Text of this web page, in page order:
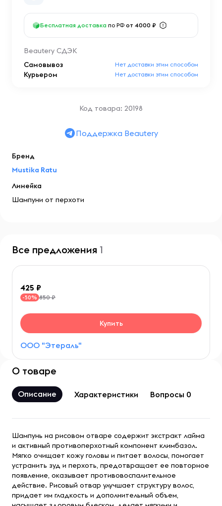
Бесплатная доставка по РФ от 4000 ₽
Beautery СДЭК
Самовывоз
Нет доставки этим способом
Курьером Нет доставки этим способом
Код товара: 20198
Поддержка Beautery
Бренд
Mustika Ratu
Линейка
Шампуни от перхоти
Все предложения 1
425
-50% 850 ₽
ООО "Этераль"
Купить
О товаре
Описание Характеристики Вопросы 0
Шампунь на рисовом отваре содержит экстракт лайма
и активный противоперхотный компонент климбазол.
Мягко очищает кожу головы и питает волосы, помогает
устранить зуд и перхоть, предотвращает ее повторное
появление, оказывает противовоспалительное
действие. Рисовый отвар улучшает структуру волос,
придает им гладкость и дополнительный объем,